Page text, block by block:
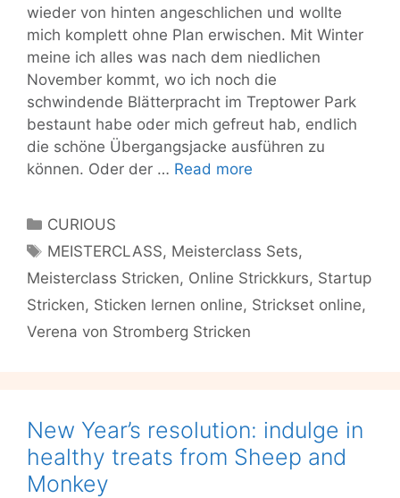
wieder von hinten angeschlichen und wollte
mich komplett ohne Plan erwischen. Mit Winter
meine ich alles was nach dem niedlichen
November kommt, wo ich noch die
schwindende Blätterpracht im Treptower Park
bestaunt habe oder mich gefreut hab, endlich
die schöne Übergangsjacke ausführen zu
können. Oder der … Read more
mit
Meisterclass!
Categories
CURIOUS
Tags
MEISTERCLASS, Meisterclass Sets,
Meisterclass Stricken, Online Strickkurs, Startup
Stricken, Sticken lernen online, Strickset online,
Verena von Stromberg Stricken
New Year’s resolution: indulge in
healthy treats from Sheep and
Monkey